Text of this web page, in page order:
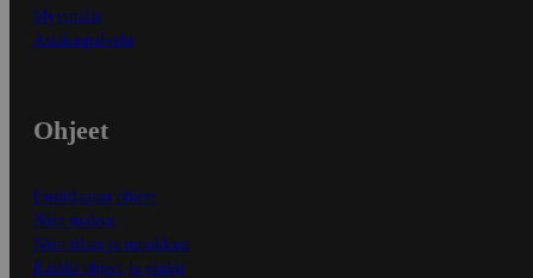
Myymälät
Asiakaspalvelu
Ohjeet
Ensitilaajan ohjeet
Näin maksat
Näin tilaat ja muokkaat
Kaikki ohjeet ja vinkit